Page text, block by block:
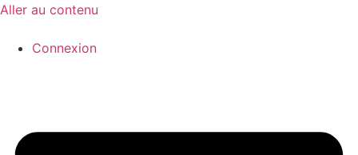
Aller au contenu
Connexion